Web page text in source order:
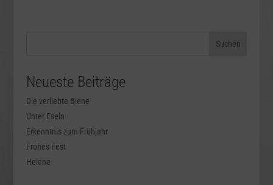
Neueste Beiträge
Die verliebte Biene
Unter Eseln
Erkenntnis zum Frühjahr
Frohes Fest
Helene